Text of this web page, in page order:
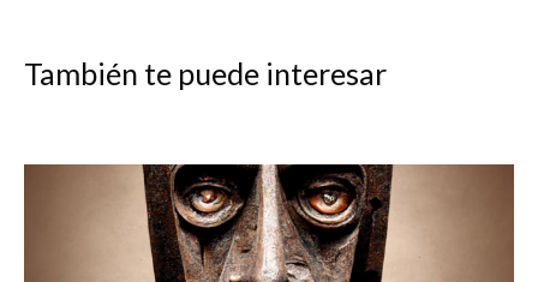
También te puede interesar